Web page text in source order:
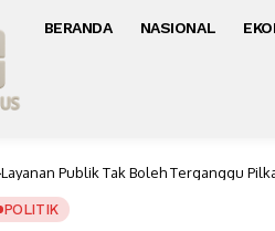
BERANDA NASIONAL
Layanan Publik Tak Boleh Terganggu
POLITIK